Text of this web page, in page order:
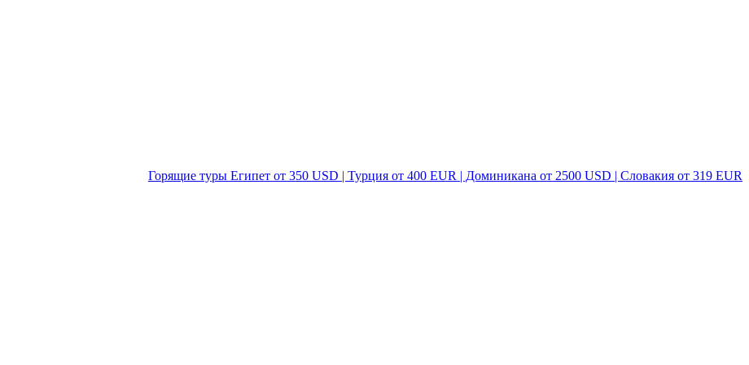
Горящие туры Египет от 350 USD | Турция от 400 EUR | Доминикана от 2500 USD | Словакия от 319 EUR